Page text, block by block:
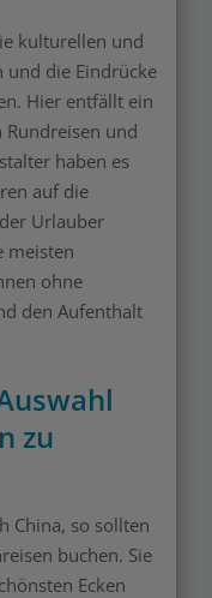
kulturellen und
und die Eindrücke
Hier entfällt ein
und
haben es
auf die
Urlauber
meisten
ohne
den Aufenthalt
zu
China, so sollten
buchen. Sie
Ecken